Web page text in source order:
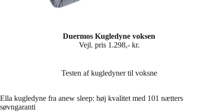
Duermos Kugledyne voksen
Vejl. pris 1.298,- kr.
Testen af kugledyner til voksne
Ella kugledyne fra anew sleep: høj kvalitet med 101 nætters
søvngaranti